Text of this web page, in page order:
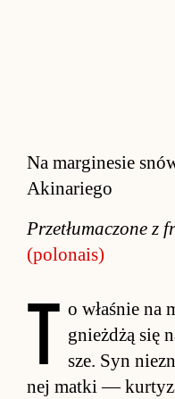
Na marginesie
Akinariego
Prze­tłuma­czone z
(po­lona­is)
T o wła­śnie na
gnież­dżą się
sze. Syn
nej matki —